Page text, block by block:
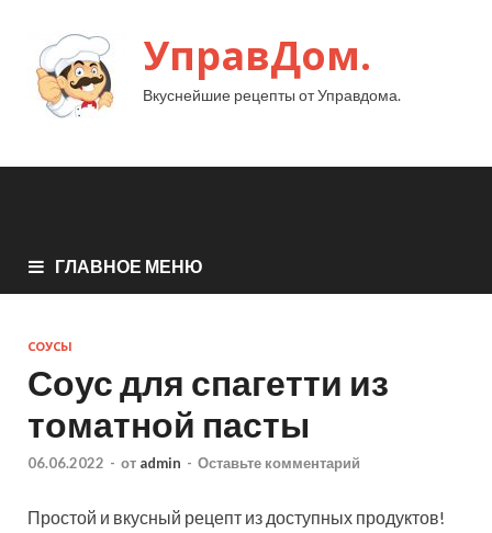
УправДом.
Вкуснейшие рецепты от Управдома.
ГЛАВНОЕ МЕНЮ
СОУСЫ
Соус для спагетти из
томатной пасты
06.06.2022 - от admin - Оставьте комментарий
Простой и вкусный рецепт из доступных продуктов!